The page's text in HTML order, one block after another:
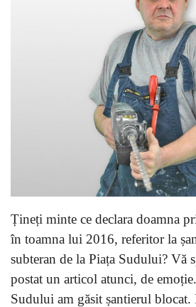
Țineți minte ce declara doamna
în toamna lui 2016, referitor la
subteran de la Piața Sudului? Vă
postat un articol atunci, de
Sudului am găsit șantierul blocat.